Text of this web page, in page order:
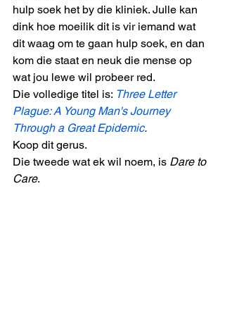
hulp soek het by die kliniek. Julle kan
dink hoe moeilik dit is vir iemand wat
dit waag om te gaan hulp soek, en dan
kom die staat en neuk die mense op
wat jou lewe wil probeer red.
Die volledige titel is: Three Letter
Plague: A Young Man's Journey
Through a Great Epidemic.
Koop dit gerus.
Die tweede wat ek wil noem, is Dare to
Care.